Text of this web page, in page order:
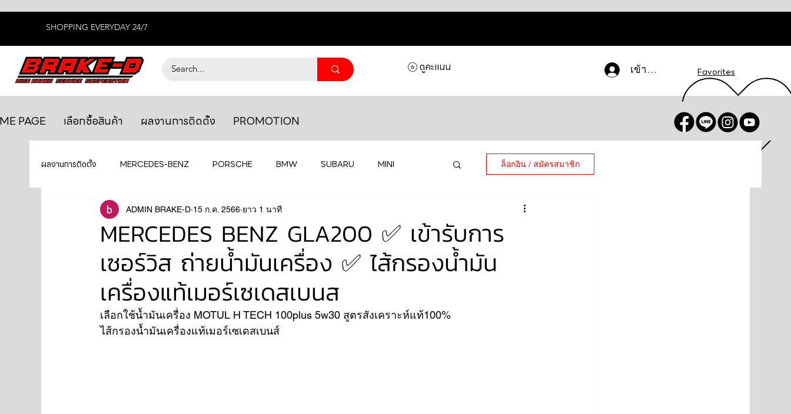
SHOPPING EVERYDAY 24/7
เข้าสู่ระบบ Favorites
ดูคะแนน
PAGE เลือกซื้อสินค้า ผลงานการติดตั้ง PROMOTION
ผลงานการติดตั้ง MERCEDES-BENZ PORSCHE BMW SUBARU MINI
BENTLEY LEXUS ยางรถยนต์ AUDI MASERATI
MAHLE MAZDA TOYOTA HONDA VOLKSWAGEN JEEP
FORD JAGUAR RANGE ROVER FERRARI
ล็อกอิน / สมัครสมาชิก
MERCEDES BENZ GLA200 ✅ เข้ารับการ
เซอร์วิส ถ่ายน้ำมันเครื่อง ✅ ไส้กรองน้ำมัน
เครื่องแท้เมอร์เซเดสเบนส
ADMIN BRAKE-D 15 ก.ค. 2566 ยาว 1 นาที
เลือกใช้น้ำมันเครื่อง MOTUL H TECH 100plus 5w30 สูตรสังเคราะห์แท้100%
ไส้กรองน้ำมันเครื่องแท้เมอร์เซเดสเบนส์